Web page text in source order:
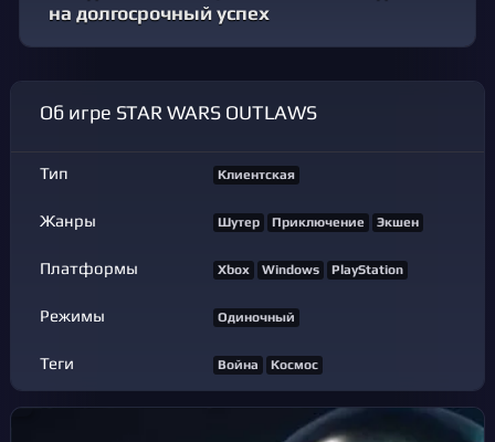
на долгосрочный успех
Об игре STAR WARS OUTLAWS
Тип Клиентская
Жанры Шутер Приключение Экшен
Платформы Xbox Windows PlayStation
Режимы Одиночный
Теги Война Космос